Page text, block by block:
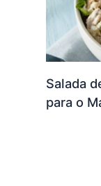
Salada
para o